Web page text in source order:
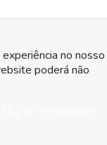
no nosso
poderá não